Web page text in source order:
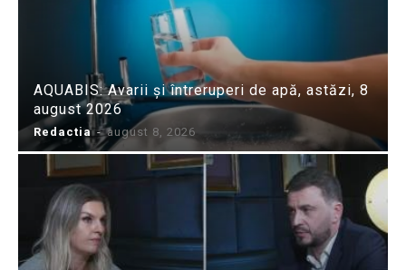
AQUABIS: Avarii și întreruperi de apă, astăzi, 8
august 2026
Redactia - august 8, 2026